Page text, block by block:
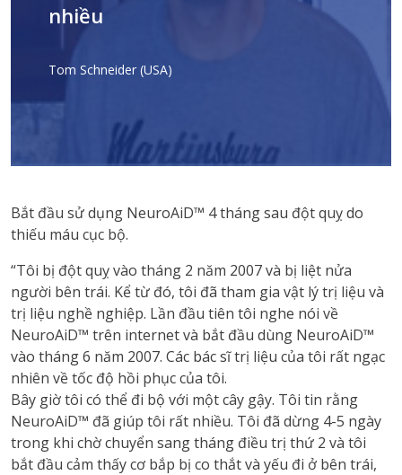
nhiều
Tom Schneider (USA)
Bắt đầu sử dụng NeuroAiD™ 4 tháng sau đột quỵ do
thiếu máu cục bộ.
“Tôi bị đột quỵ vào tháng 2 năm 2007 và bị liệt nửa
người bên trái. Kể từ đó, tôi đã tham gia vật lý trị liệu và
trị liệu nghề nghiệp. Lần đầu tiên tôi nghe nói về
NeuroAiD™ trên internet và bắt đầu dùng NeuroAiD™
vào tháng 6 năm 2007. Các bác sĩ trị liệu của tôi rất ngạc
nhiên về tốc độ hồi phục của tôi.
Bây giờ tôi có thể đi bộ với một cây gậy. Tôi tin rằng
NeuroAiD™ đã giúp tôi rất nhiều. Tôi đã dừng 4-5 ngày
trong khi chờ chuyển sang tháng điều trị thứ 2 và tôi
bắt đầu cảm thấy cơ bắp bị co thắt và yếu đi ở bên trái,